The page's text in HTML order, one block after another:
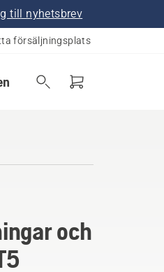
till nyhetsbrev
försäljningsplats
och